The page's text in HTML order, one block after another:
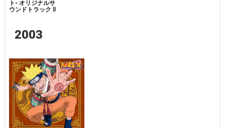
ト- オリジナルサ
ウンドトラック Ⅱ
2003